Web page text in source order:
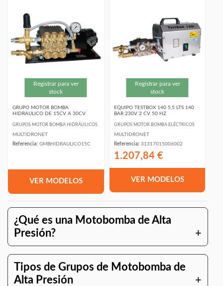
Registrar para ver
stock
GRUPO MOTOR BOMBA
HIDRAULICO DE 15CV A 30CV
GRUPOS MOTOR BOMBA HIDRÁULICOS
MULTIDRONET
Referencia: GMBHIDRAULICO15C
VER MODELOS
Registrar para ver
stock
EQUIPO TESTBOX 140 5,5 LTS 140
BAR 230V 2 CV 50 HZ
GRUPOS MOTOR BOMBA ELÉCTRICOS
MULTIDRONET
Referencia: 31317015006002
1.207,84 €
VER MODELOS
¿Qué es una Motobomba de Alta
Presión?
Tipos de Grupos de Motobomba de
Alta Presión